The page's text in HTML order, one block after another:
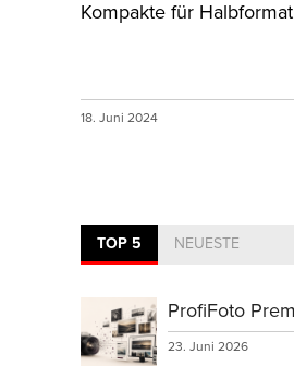
Kompakte für Halbformat
18. Juni 2024
TOP 5 NEUESTE
ProfiFoto
23. Juni 2026